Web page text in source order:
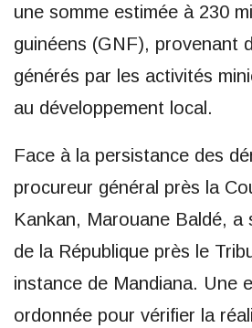
une somme estimée à 230
guinéens (GNF), provenant
générés par les activités
au développement local.
Face à la persistance des
procureur général près la
Kankan, Marouane Baldé, a
de la République près le
instance de Mandiana. Une
ordonnée pour vérifier la